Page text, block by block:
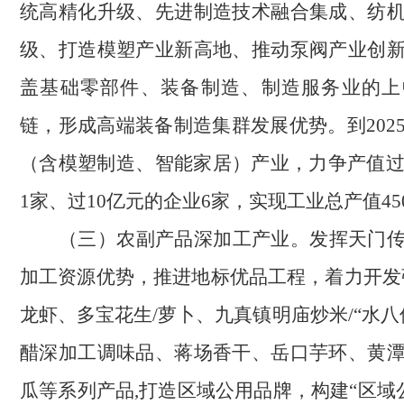
统高精化升级、先进制造技术融合集成、纺
级、打造模塑产业新高地、推动泵阀产业创
盖基础零部件、装备制造、制造服务业的
链，形成高端装备制造集群发展优势。到
（含模塑制造、智能家居）产业，力争产值
1家、过10亿元的企业6家，实现工业总产值
（三）农副产品深加工产业。发挥天门
加工资源优势，推进地标优品工程，着力开
龙虾、多宝花生/萝卜、九真镇明庙炒米/“水
醋深加工调味品、蒋场香干、岳口芋环、黄
瓜等系列产品,打造区域公用品牌，构建“区域